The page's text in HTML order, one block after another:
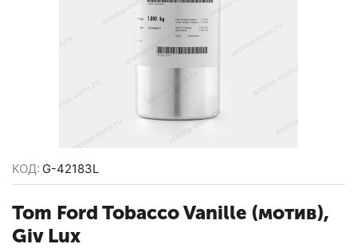
КОД: G-42183L
Tom Ford Tobacco Vanille (мотив),
Giv Lux